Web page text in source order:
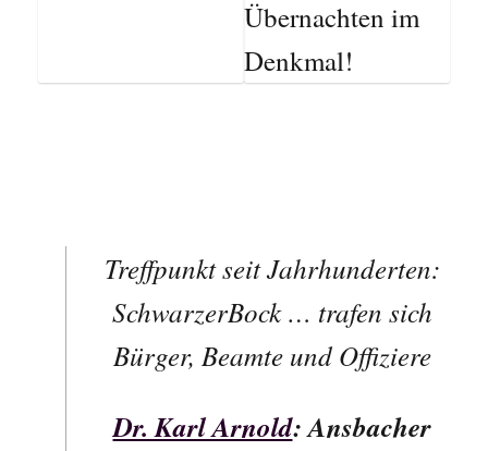
Treffpunkt seit Jahrhunderten:
SchwarzerBock … trafen sich
Bürger, Beamte und Offiziere
Dr. Karl Arnold: Ansbacher